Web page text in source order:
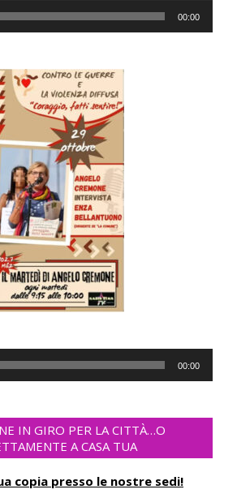
00:00
00:00
IN GIRO PER LA CITTÀ…O
A CASA TUA
copia presso le nostre sedi!